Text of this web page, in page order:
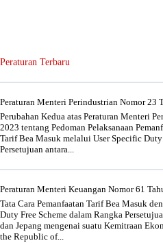
Peraturan Terbaru
Peraturan Menteri Perindustrian Nomor 23
Perubahan Kedua atas Peraturan Menteri
2023 tentang Pedoman Pelaksanaan
Tarif Bea Masuk melalui User Specific Duty
Persetujuan antara...
Peraturan Menteri Keuangan Nomor 61
Tata Cara Pemanfaatan Tarif Bea Masuk
Duty Free Scheme dalam Rangka
dan Jepang mengenai suatu Kemitraan
the Republic of...